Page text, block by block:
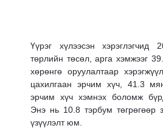
Үүрэг хүлээсэн
төрлийн төсөл, арга хэмжээг
хөрөнгө оруулалтаар
цахилгаан эрчим хүч, 41.3
эрчим хүч хэмнэх боломж
Энэ нь 10.8 тэрбум төгрөгөөр
үзүүлэлт юм.